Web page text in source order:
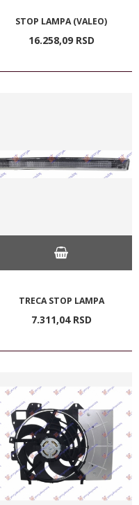
STOP LAMPA (VALEO)
16.258,09 RSD
TRECA STOP LAMPA
7.311,04 RSD